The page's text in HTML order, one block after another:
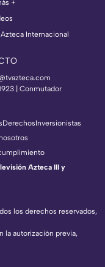
+
Internacional
| Conmutador
los derechos reservados,
la autorización previa,
DerechosInversionistas
Azteca III y